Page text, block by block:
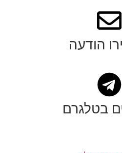
הודעה
בטלגרם